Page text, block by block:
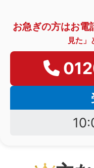
お急ぎの方はお電
見た」